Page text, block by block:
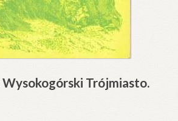
Wysokogórski Trójmiasto.